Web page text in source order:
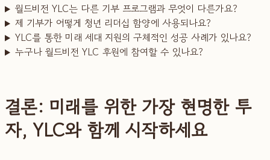
월드비전 YLC는 다른 기부 프로그램과 무엇이 다른가요?
제 기부가 어떻게 청년 리더십 함양에 사용되나요?
YLC를 통한 미래 세대 지원의 구체적인 성공 사례가 있나요?
누구나 월드비전 YLC 후원에 참여할 수 있나요?
결론: 미래를 위한 가장 현명한 투
자, YLC와 함께 시작하세요